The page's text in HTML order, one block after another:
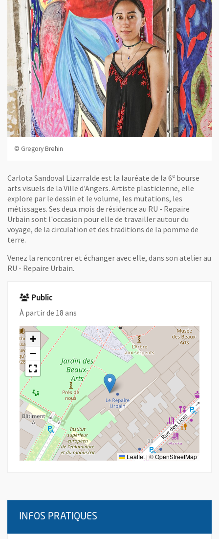
© Gregory Brehin
Carlota Sandoval Lizarralde est la lauréate de la 6e bourse
arts visuels de la Ville d'Angers. Artiste plasticienne, elle
explore par le dessin et le volume, les mutations, les
métissages. Ses deux mois de résidence au RU - Repaire
Urbain sont l'occasion pour elle de travailler autour du
voyage, de la circulation et des traditions de la pomme de
terre.
Venez la rencontrer et échanger avec elle, dans son atelier au
RU - Repaire Urbain.
Public
À partir de 18 ans
+
−
Leaflet |©OpenStreetMap
INFOS PRATIQUES